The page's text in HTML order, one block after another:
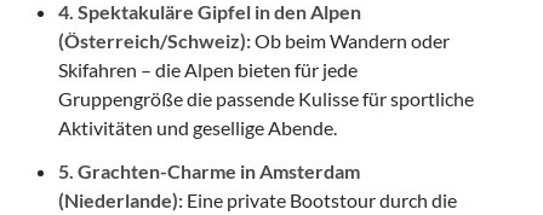
4. Spektakuläre Gipfel in den Alpen
(Österreich/Schweiz):Ob beim Wandern oder
Skifahren – die Alpen bieten für jede
Gruppengröße die passende Kulisse für sportliche
Aktivitäten und gesellige Abende.
5. Grachten-Charme in Amsterdam
(Niederlande): Eine private Bootstour durch die